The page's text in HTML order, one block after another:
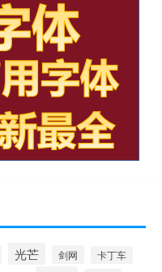
光芒 剑网 卡丁车